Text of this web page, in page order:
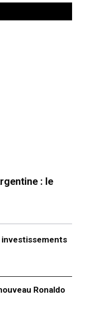
: le
investissements
Ronaldo